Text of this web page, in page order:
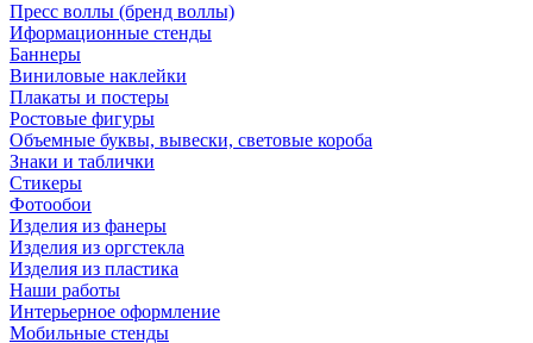
Пресс воллы (бренд воллы)
Иформационные стенды
Баннеры
Виниловые наклейки
Плакаты и постеры
Ростовые фигуры
Объемные буквы, вывески, световые короба
Знаки и таблички
Стикеры
Фотообои
Изделия из фанеры
Изделия из оргстекла
Изделия из пластика
Наши работы
Интерьерное оформление
Мобильные стенды